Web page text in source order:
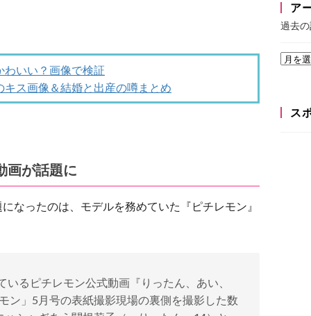
いい？画像で検証
ス画像＆結婚と出産の噂まとめ
画が話題に
なったのは、モデルを務めていた『ピチレモン』
るピチレモン公式動画『りったん、あい、
ン」5月号の表紙撮影現場の裏側を撮影した数
ア
過去
ス